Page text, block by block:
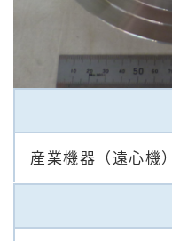
産業機器（遠心機）